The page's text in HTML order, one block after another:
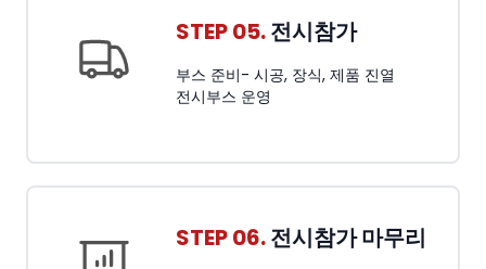
STEP 05.전시참가
부스 준비- 시공, 장식, 제품 진열
전시부스 운영
STEP 06.전시참가 마무리